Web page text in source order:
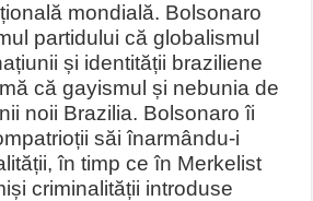
mondială. Bolsonaro
partidului că globalismul
și identității braziliene
că gayismul și nebunia de
noii Brazilia. Bolsonaro îi
săi înarmându-i
în timp ce în Merkelist
criminalității introduse